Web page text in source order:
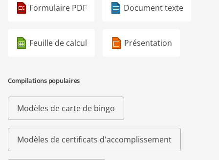
Formulaire PDF Document texte
Feuille de calcul Présentation
Compilations populaires
Modèles de carte de bingo
Modèles de certificats d'accomplissement